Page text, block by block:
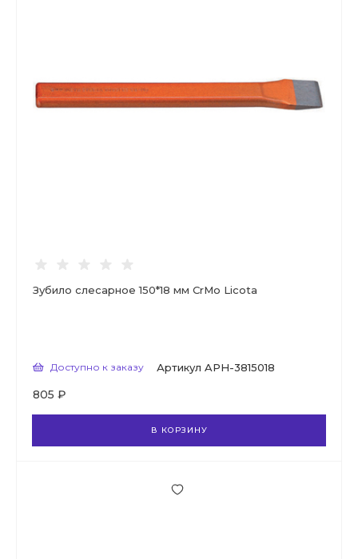
Зубило слесарное 150*18 мм CrMo Licota
Доступно к заказу Артикул APH-3815018
805 ₽
В КОРЗИНУ